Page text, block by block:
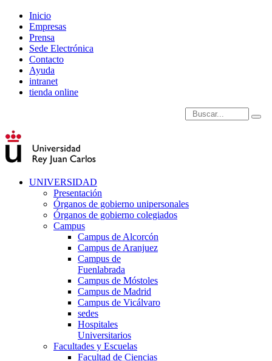
Inicio
Empresas
Prensa
Sede Electrónica
Contacto
Ayuda
intranet
tienda online
Introduce términos de
UNIVERSIDAD
Presentación
Órganos de gobierno unipersonales
Órganos de gobierno colegiados
Campus
Campus de Alcorcón
Campus de Aranjuez
Campus de
Fuenlabrada
Campus de Móstoles
Campus de Madrid
Campus de Vicálvaro
sedes
Hospitales
Universitarios
Facultades y Escuelas
Facultad de Ciencias